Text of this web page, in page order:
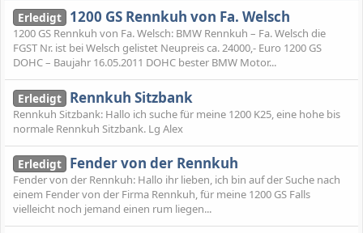
Erledigt 1200 GS Rennkuh von Fa. Welsch
1200 GS Rennkuh von Fa. Welsch: BMW Rennkuh – Fa. Welsch die
FGST Nr. ist bei Welsch gelistet Neupreis ca. 24000,- Euro 1200 GS
DOHC – Baujahr 16.05.2011 DOHC bester BMW Motor...
Erledigt Rennkuh Sitzbank
Rennkuh Sitzbank: Hallo ich suche für meine 1200 K25, eine hohe bis
normale Rennkuh Sitzbank. Lg Alex
Erledigt Fender von der Rennkuh
Fender von der Rennkuh: Hallo ihr lieben, ich bin auf der Suche nach
einem Fender von der Firma Rennkuh, für meine 1200 GS Falls
vielleicht noch jemand einen rum liegen...